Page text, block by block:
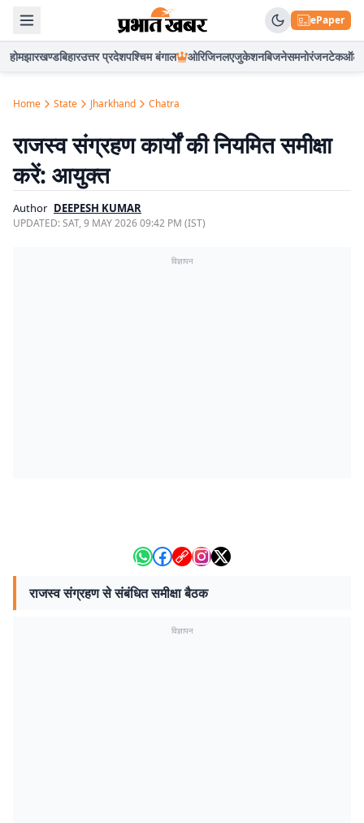
ePaper
होमझारखण्डबिहारउत्तर प्रदेशपश्चिम बंगाल ओरिजिनलएजुकेशनबिजनेसमनोरंजनटेकऑटो
Home State Jharkhand Chatra
राजस्व संग्रहण कार्यों की नियमित समीक्षा
करें: आयुक्त
Author DEEPESH KUMAR
UPDATED:SAT, 9 MAY 2026 09:42 PM (IST)
विज्ञापन
राजस्व संग्रहण से संबंधित समीक्षा बैठक
विज्ञापन